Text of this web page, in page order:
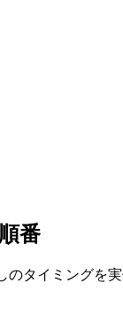
番
タイミングを実